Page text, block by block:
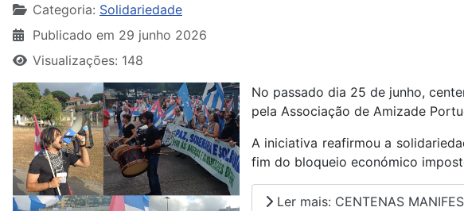
Categoria: Solidariedade
Publicado em 29 junho 2026
Visualizações: 148
No passado dia 25 de junho,
pela Associação de Amizade
A iniciativa reafirmou a
fim do bloqueio económico
Ler mais: CENTENAS